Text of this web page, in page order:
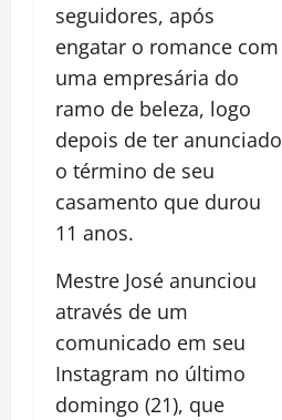
seguidores, após
engatar o romance com
uma empresária do
ramo de beleza, logo
depois de ter anunciado
o término de seu
casamento que durou
11 anos.
Mestre José anunciou
através de um
comunicado em seu
Instagram no último
domingo (21), que